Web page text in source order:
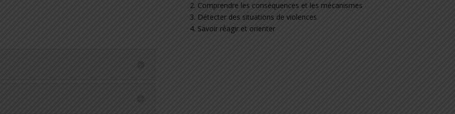
2. Comprendre les conséquences et les mécanismes
3. Détecter des situations de violences
4. Savoir réagir et orienter